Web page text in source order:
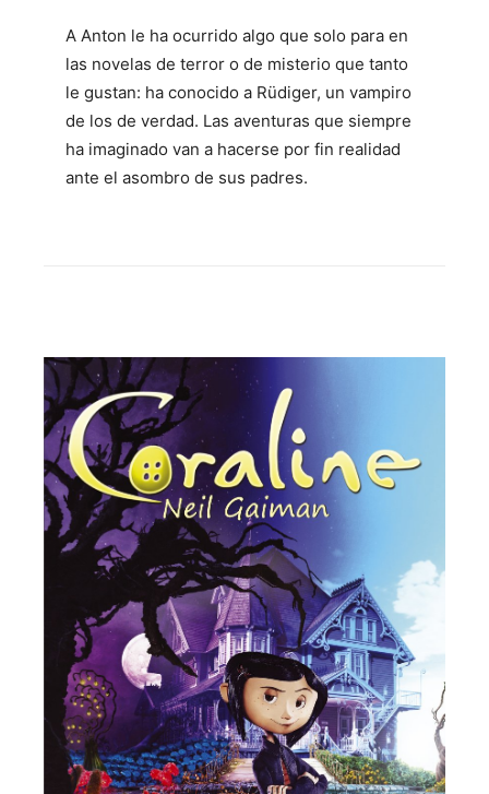
A Anton le ha ocurrido algo que solo para en
las novelas de terror o de misterio que tanto
le gustan: ha conocido a Rüdiger, un vampiro
de los de verdad. Las aventuras que siempre
ha imaginado van a hacerse por fin realidad
ante el asombro de sus padres.